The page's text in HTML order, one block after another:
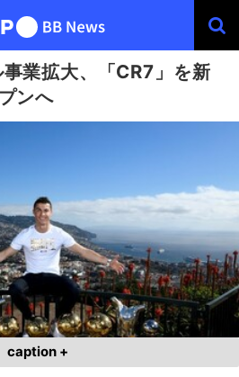
業拡大、「CR7」を新
ンへ
caption +